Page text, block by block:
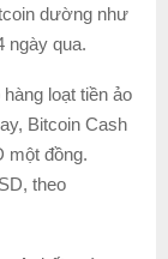
dường như
ngày qua.
loạt tiền ảo
Bitcoin Cash
một đồng.
theo